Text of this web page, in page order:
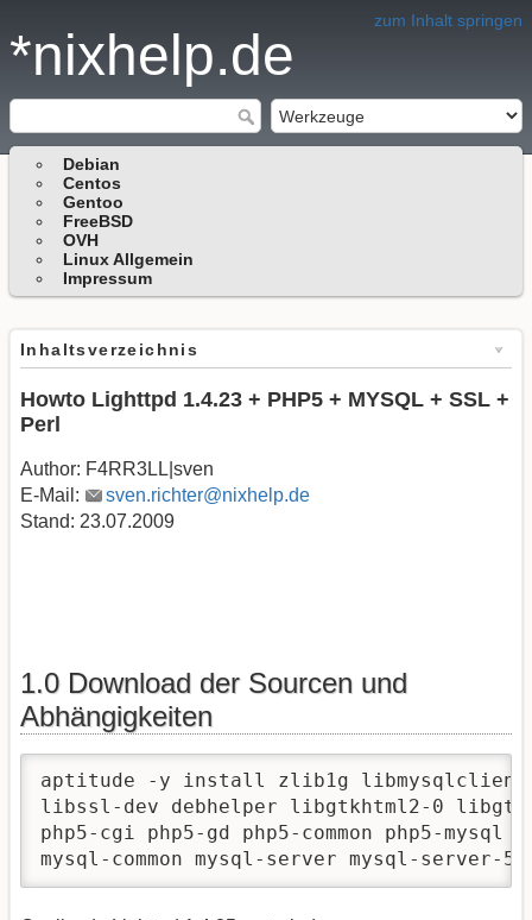
zum Inhalt springen
*nixhelp.de
Debian
Centos
Gentoo
FreeBSD
OVH
Linux Allgemein
Impressum
Inhaltsverzeichnis
Howto Lighttpd 1.4.23 + PHP5 + MYSQL + SSL +
Perl
Author: F4RR3LL|sven
E-Mail:
sven.richter@nixhelp.de
Stand: 23.07.2009
1.0 Download der Sourcen und
Abhängigkeiten
aptitude -y install zlib1g
libssl-dev debhelper libgtkhtml2-0
php5-cgi php5-gd php5-common php5-
mysql-common mysql-server mysql-server-